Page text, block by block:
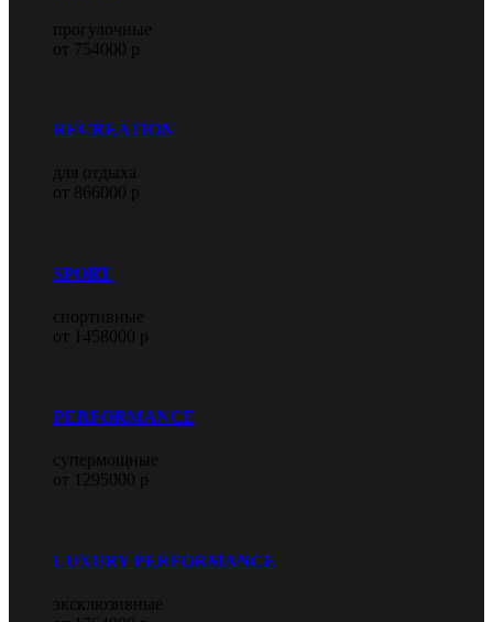
прогулочные
от 754000 р
RECREATION
для отдыха
от 866000 р
SPORT
спортивные
от 1458000 р
PERFORMANCE
супермощные
от 1295000 р
LUXURY PERFORMANCE
эксклюзивные